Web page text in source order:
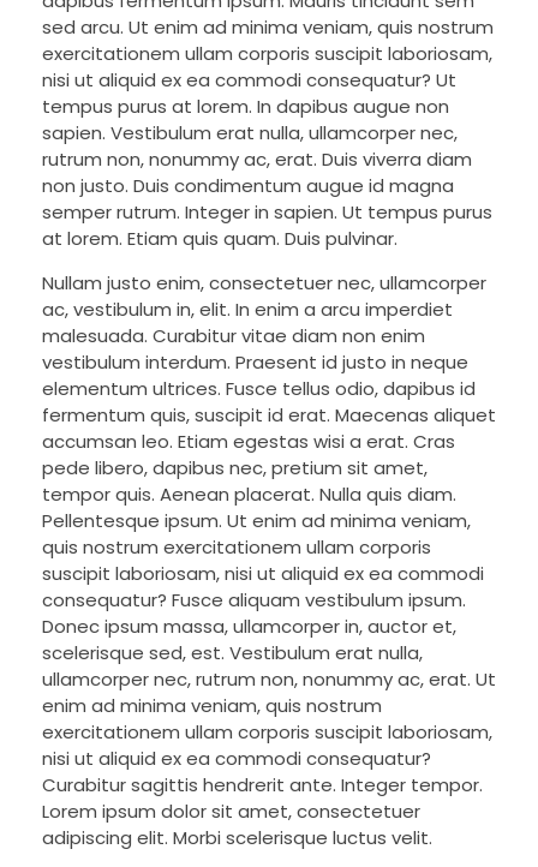
sed arcu. Ut enim ad minima veniam, quis nostrum
exercitationem ullam corporis suscipit laboriosam,
nisi ut aliquid ex ea commodi consequatur? Ut
tempus purus at lorem. In dapibus augue non
sapien. Vestibulum erat nulla, ullamcorper nec,
rutrum non, nonummy ac, erat. Duis viverra diam
non justo. Duis condimentum augue id magna
semper rutrum. Integer in sapien. Ut tempus purus
at lorem. Etiam quis quam. Duis pulvinar.
Nullam justo enim, consectetuer nec, ullamcorper
ac, vestibulum in, elit. In enim a arcu imperdiet
malesuada. Curabitur vitae diam non enim
vestibulum interdum. Praesent id justo in neque
elementum ultrices. Fusce tellus odio, dapibus id
fermentum quis, suscipit id erat. Maecenas aliquet
accumsan leo. Etiam egestas wisi a erat. Cras
pede libero, dapibus nec, pretium sit amet,
tempor quis. Aenean placerat. Nulla quis diam.
Pellentesque ipsum. Ut enim ad minima veniam,
quis nostrum exercitationem ullam corporis
suscipit laboriosam, nisi ut aliquid ex ea commodi
consequatur? Fusce aliquam vestibulum ipsum.
Donec ipsum massa, ullamcorper in, auctor et,
scelerisque sed, est. Vestibulum erat nulla,
ullamcorper nec, rutrum non, nonummy ac, erat. Ut
enim ad minima veniam, quis nostrum
exercitationem ullam corporis suscipit laboriosam,
nisi ut aliquid ex ea commodi consequatur?
Curabitur sagittis hendrerit ante. Integer tempor.
Lorem ipsum dolor sit amet, consectetuer
adipiscing elit. Morbi scelerisque luctus velit.